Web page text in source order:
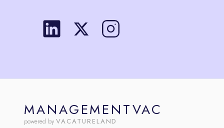
MANAGEMENTVAC
powered by VACATURELAND